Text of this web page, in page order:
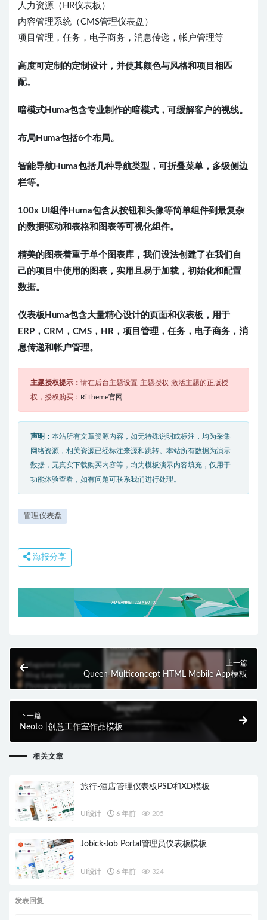
人力资源（HR仪表板）
内容管理系统（CMS管理仪表盘）
项目管理，任务，电子商务，消息传递，帐户管理等
高度可定制的定制设计，并使其颜色与风格和项目相匹
配。
暗模式Huma包含专业制作的暗模式，可缓解客户的视线。
布局Huma包括6个布局。
智能导航Huma包括几种导航类型，可折叠菜单，多级侧边
栏等。
100x UI组件Huma包含从按钮和头像等简单组件到最复杂
的数据驱动和表格和图表等可视化组件。
精美的图表着重于单个图表库，我们设法创建了在我们自
己的项目中使用的图表，实用且易于加载，初始化和配置
数据。
仪表板Huma包含大量精心设计的页面和仪表板，用于
ERP，CRM，CMS，HR，项目管理，任务，电子商务，消
息传递和帐户管理。
主题授权提示： 请在后台主题设置-主题授权-激活主题的正版授
权，授权购买： RiTheme官网
声明： 本站所有文章资源内容，如无特殊说明或标注，均为采集
网络资源，相关资源已经标注来源和跳转。本站所有数据为演示
数据，无真实下载购买内容等，均为模板演示内容填充，仅用于
功能体验查看，如有问题可联系我们进行处理。
管理仪表盘
海报分享
上一篇
Queen-Multiconcept HTML Mobile App模板
下一篇
Neoto |创意工作室作品模板
相关文章
旅行-酒店管理仪表板PSD和XD模板
UI设计 6 年前 205
Jobick-Job Portal管理员仪表板模板
UI设计 6 年前 324
发表回复